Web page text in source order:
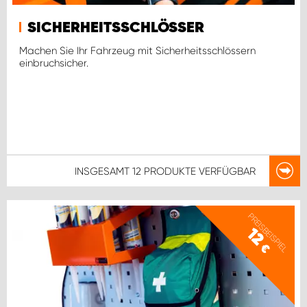
SICHERHEITSSCHLÖSSER
Machen Sie Ihr Fahrzeug mit Sicherheitsschlössern
einbruchsicher.
INSGESAMT 12 PRODUKTE VERFÜGBAR
PREISBEISPIEL
12
€